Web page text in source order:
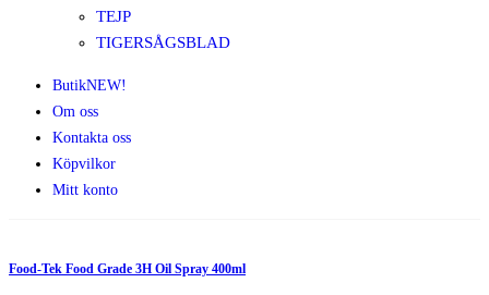
TEJP
TIGERSÅGSBLAD
ButikNEW!
Om oss
Kontakta oss
Köpvilkor
Mitt konto
Food-Tek Food Grade 3H Oil Spray 400ml